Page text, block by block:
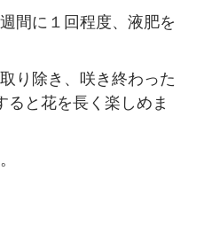
間に１回程度、液肥を
り除き、咲き終わった
と花を長く楽しめま